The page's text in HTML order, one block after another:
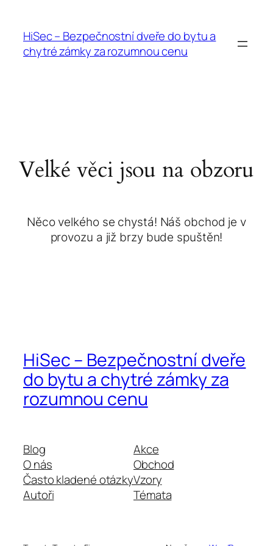
HiSec – Bezpečnostní dveře do bytu a
chytré zámky za rozumnou cenu
Velké věci jsou na obzoru
Něco velkého se chystá! Náš obchod je v
provozu a již brzy bude spuštěn!
HiSec – Bezpečnostní dveře
do bytu a chytré zámky za
rozumnou cenu
Blog
O nás
Často kladené otázky
Autoři
Akce
Obchod
Vzory
Témata